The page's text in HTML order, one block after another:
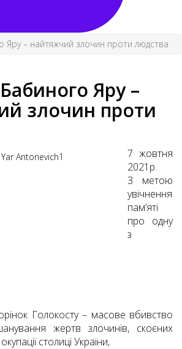
Яру – найтяжчий злочин проти людства
Яру –
злочин проти
7 жовтня
2021р.
З метою
увічнення
пам’яті
про одну
з
Голокосту – масове вбивство
жертв злочинів, скоєних
столиці України,